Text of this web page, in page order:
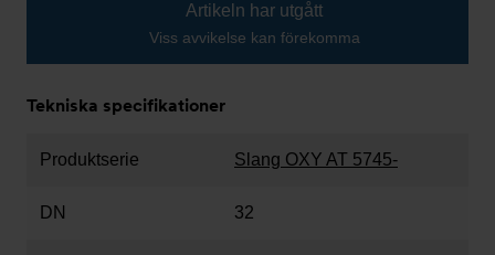
Artikeln har utgått
Viss avvikelse kan förekomma
Tekniska specifikationer
Produktserie Slang OXY AT 5745-
DN 32